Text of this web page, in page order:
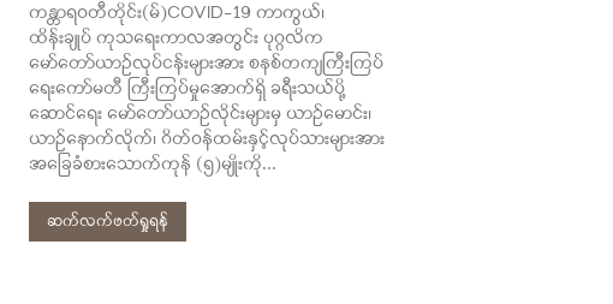
ကန္တာရဝတီတိုင်း(မ်)COVID-19 ကာကွယ်၊
ထိန်းချုပ် ကုသရေးကာလအတွင်း ပုဂ္ဂလိက
မော်တော်ယာဉ်လုပ်ငန်းများအား စနစ်တကျကြီးကြပ်
ရေးကော်မတီ ကြီးကြပ်မှုအောက်ရှိ ခရီးသယ်ပို့
ဆောင်ရေး မော်တော်ယာဉ်လိုင်းများမှ ယာဉ်မောင်း၊
ယာဉ်နောက်လိုက်၊ ဂိတ်ဝန်ထမ်းနှင့်လုပ်သားများအား
အခြေခံစားသောက်ကုန် (၅)မျိုးကို...
ဆက်လက်ဖတ်ရှုရန်